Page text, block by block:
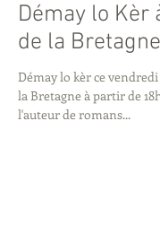
Démay lo Kèr
de la Bretagne
Démay lo kèr ce vendredi
la Bretagne à partir de 18h. Peggy Loup Garbal
l'auteur de romans...